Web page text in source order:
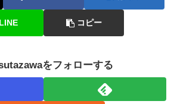
LINE コピー
をフォローする